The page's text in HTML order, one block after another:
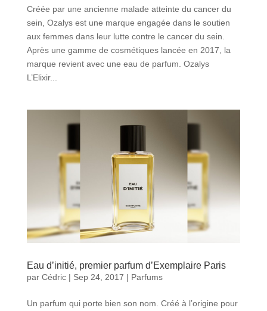
Créée par une ancienne malade atteinte du cancer du
sein, Ozalys est une marque engagée dans le soutien
aux femmes dans leur lutte contre le cancer du sein.
Après une gamme de cosmétiques lancée en 2017, la
marque revient avec une eau de parfum. Ozalys
L’Elixir...
Eau d’initié, premier parfum d’Exemplaire Paris
par Cédric| Sep 24, 2017 | Parfums
Un parfum qui porte bien son nom. Créé à l’origine pour